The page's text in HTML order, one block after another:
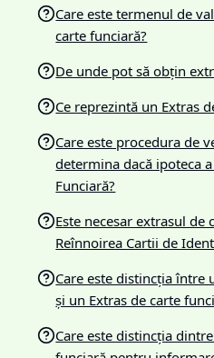
Care este termenul de
carte funciară?
De unde pot să obțin
Ce reprezintă un Extras
Care este procedura de
determina dacă ipoteca
Funciară?
Este necesar extrasul de
Reînnoirea Cartii de
Care este distincția între
și un Extras de carte
Care este distincția